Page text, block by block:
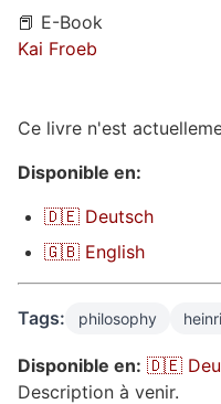
📕 E-Book
Kai Froeb
Ce livre n'est
Disponible en:
🇩🇪 Deutsch
🇬🇧 English
Tags: philosophy
Disponible en: 🇩🇪
Description à venir.